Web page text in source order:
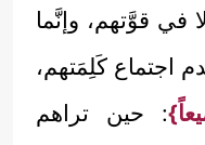
في قوَّتهم، وإنَّما
اجتماع كَلِمَتهم،
: حين تراهم